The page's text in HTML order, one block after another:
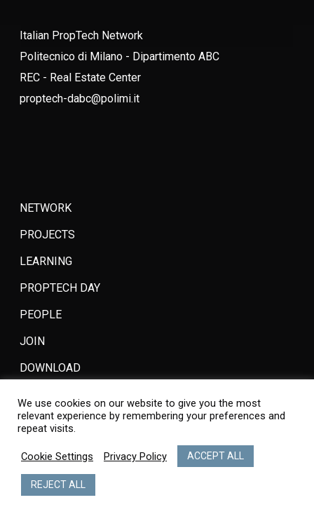
Italian PropTech Network
Politecnico di Milano - Dipartimento ABC
REC - Real Estate Center
proptech-dabc@polimi.it
NETWORK
PROJECTS
LEARNING
PROPTECH DAY
PEOPLE
JOIN
DOWNLOAD
© 2026 Italian PropTech Network. All Rights Reserved. Designed by
Borderless Factory.
We use cookies on our website to give you the most
relevant experience by remembering your preferences and
repeat visits.
Cookie Settings Privacy Policy ACCEPT ALL
REJECT ALL